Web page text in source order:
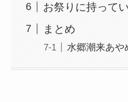
お祭りに持って
まとめ
水郷潮来あ